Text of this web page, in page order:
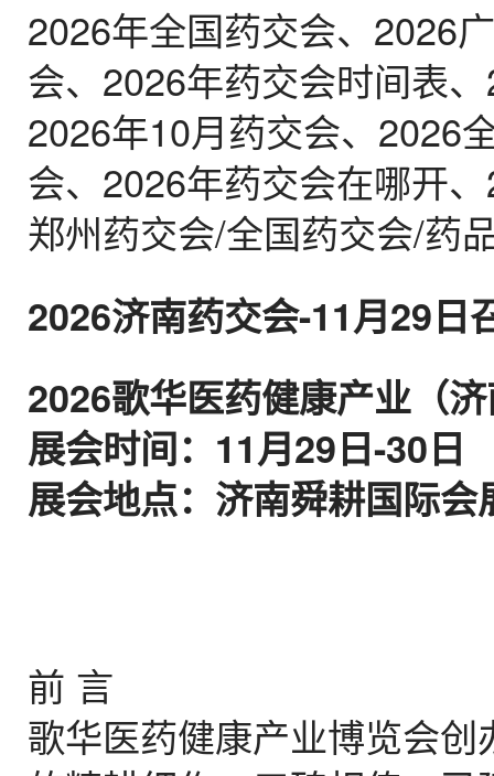
2026年全国药交会、2026
会、2026年药交会时间表
2026年10月药交会、2026
会、2026年药交会在哪开
郑州药交会/全国药交会/药
2026济南药交会-11月29日
2026歌华医药健康产业（
展会时间：11月29日-30日
展会地点：济南舜耕国际
前 言
歌华医药健康产业博览会